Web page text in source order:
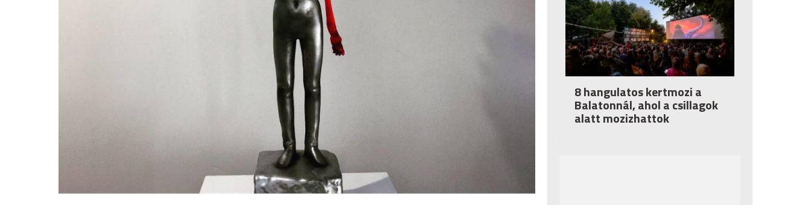
8 hangulatos kertmozi a
Balatonnál, ahol a csillagok
alatt mozizhattok